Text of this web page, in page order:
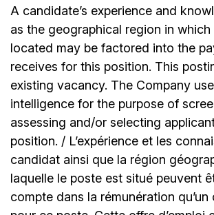
A candidate’s experience and
as the geographical region in
located may be factored into the
receives for this position. This
existing vacancy. The Company
intelligence for the purpose of
assessing and/or selecting
position. / L’expérience et les
candidat ainsi que la région
laquelle le poste est situé peuvent
compte dans la rémunération